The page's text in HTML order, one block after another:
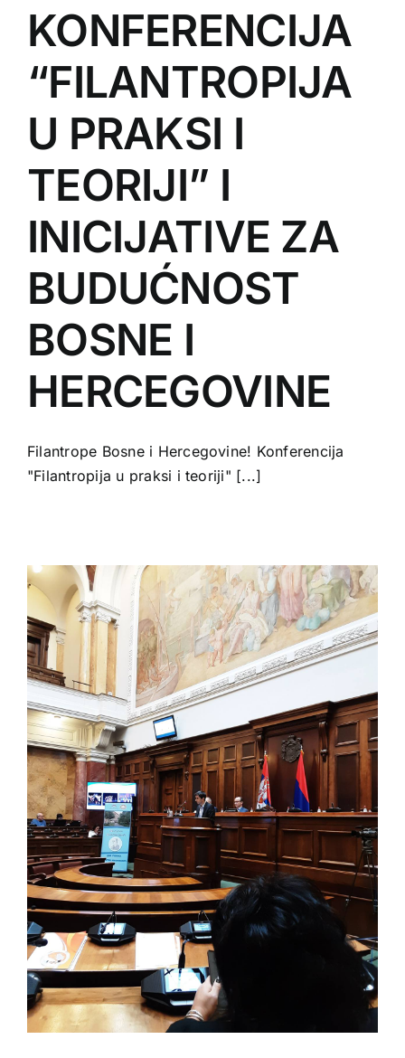
Kursevi
Volontiranje
Aktuelnosti
KONFERENCIJA
“FILANTROPIJA
U PRAKSI I
TEORIJI” I
INICIJATIVE ZA
BUDUĆNOST
BOSNE I
HERCEGOVINE
Filantrope Bosne i Hercegovine! Konferencija
"Filantropija u praksi i teoriji" [...]